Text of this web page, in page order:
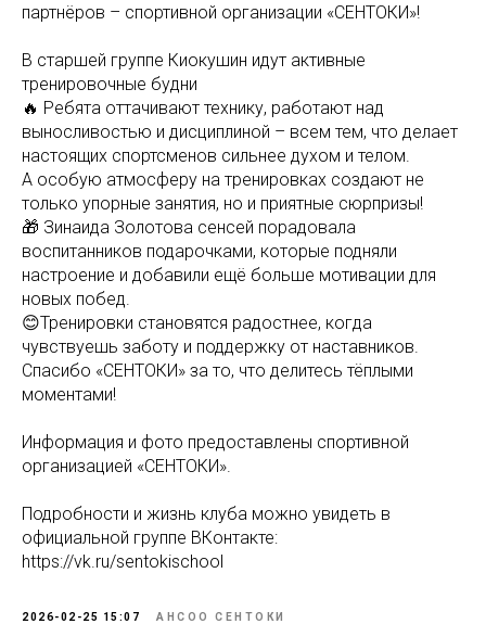
партнёров – спортивной организации «СЕНТОКИ»!
В старшей группе Киокушин идут активные
тренировочные будни
🔥 Ребята оттачивают технику, работают над
выносливостью и дисциплиной – всем тем, что делает
настоящих спортсменов сильнее духом и телом.
А особую атмосферу на тренировках создают не
только упорные занятия, но и приятные сюрпризы!
🎁 Зинаида Золотова сенсей порадовала
воспитанников подарочками, которые подняли
настроение и добавили ещё больше мотивации для
новых побед.
😊Тренировки становятся радостнее, когда
чувствуешь заботу и поддержку от наставников.
Спасибо «СЕНТОКИ» за то, что делитесь тёплыми
моментами!
Информация и фото предоставлены спортивной
организацией «СЕНТОКИ».
Подробности и жизнь клуба можно увидеть в
официальной группе ВКонтакте:
https://vk.ru/sentokischool
2026-02-25 15:07 АНСОО СЕНТОКИ